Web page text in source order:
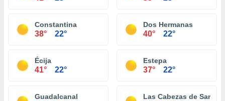
Constantina
38° 22°
Dos Hermanas
40° 22°
Écija
41° 22°
Estepa
37° 22°
Guadalcanal Las Cabezas de San